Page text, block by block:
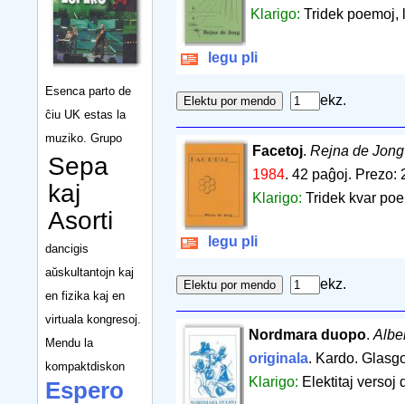
Esenca parto de
ĉiu UK estas la
muziko. Grupo
Sepa
kaj
Asorti
dancigis
aŭskultantojn kaj
en fizika kaj en
virtuala kongresoj.
Mendu la
kompaktdiskon
Espero
Klarigo: Tridek poemoj,
legu pli
ekz.
Facetoj. Rejna de Jong
1984. 42 paĝoj. Prezo:
Klarigo: Tridek kvar
legu pli
ekz.
Nordmara duopo.
originala. Kardo.
Klarigo: Elektitaj versoj